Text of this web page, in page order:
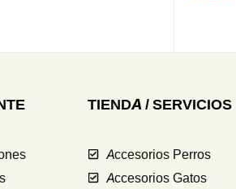
TIENDA / SERVICIOS
Accesorios Perros
Accesorios Gatos